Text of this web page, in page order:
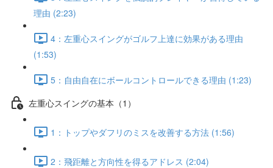
理由 (2:23)
4：左重心スイングがゴルフ上達に効果がある理由
(1:53)
5：自由自在にボールコントロールできる理由 (1:23)
左重心スイングの基本（1）
1：トップやダフリのミスを改善する方法 (1:56)
2：飛距離と方向性を得るアドレス (2:04)